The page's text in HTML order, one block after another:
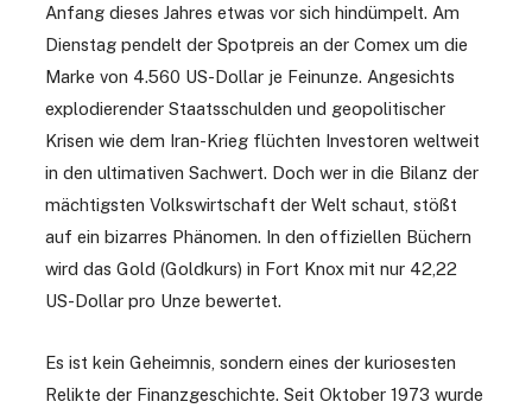
Anfang dieses Jahres etwas vor sich hindümpelt. Am
Dienstag pendelt der Spotpreis an der Comex um die
Marke von 4.560 US-Dollar je Feinunze. Angesichts
explodierender Staatsschulden und geopolitischer
Krisen wie dem Iran-Krieg flüchten Investoren weltweit
in den ultimativen Sachwert. Doch wer in die Bilanz der
mächtigsten Volkswirtschaft der Welt schaut, stößt
auf ein bizarres Phänomen. In den offiziellen Büchern
wird das Gold (Goldkurs) in Fort Knox mit nur 42,22
US-Dollar pro Unze bewertet.
Es ist kein Geheimnis, sondern eines der kuriosesten
Relikte der Finanzgeschichte. Seit Oktober 1973 wurde